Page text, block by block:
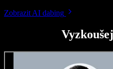
Zobrazit AI dabing